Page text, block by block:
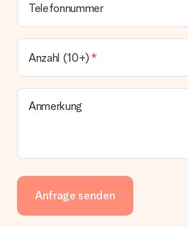
Telefonnummer
Anzahl (10+)
Anmerkung
Anfrage senden